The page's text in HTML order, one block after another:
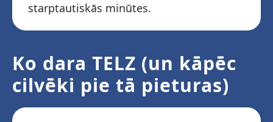
starptautiskās minūtes.
Ko dara TELZ (un kāpēc
cilvēki pie tā pieturas)